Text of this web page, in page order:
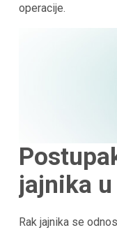
operacije.
jajnika
Rak jajnika se